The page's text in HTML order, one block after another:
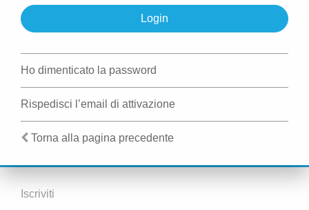
Ho dimenticato la password
Rispedisci l’email di attivazione
Torna alla pagina precedente
Iscriviti